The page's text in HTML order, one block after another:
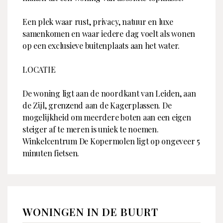
Een plek waar rust, privacy, natuur en luxe
samenkomen en waar iedere dag voelt als wonen
op een exclusieve buitenplaats aan het water.
LOCATIE
De woning ligt aan de noordkant van Leiden, aan
de Zijl, grenzend aan de Kagerplassen. De
mogelijkheid om meerdere boten aan een eigen
steiger af te meren is uniek te noemen.
Winkelcentrum De Kopermolen ligt op ongeveer 5
minuten fietsen.
WONINGEN IN DE BUURT